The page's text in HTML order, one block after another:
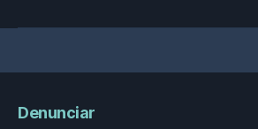
Denunciar